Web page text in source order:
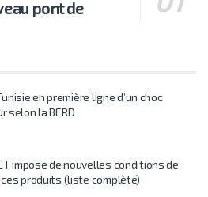
pont de
en première ligne d’un choc
selon la BERD
impose de nouvelles conditions de
produits (liste complète)